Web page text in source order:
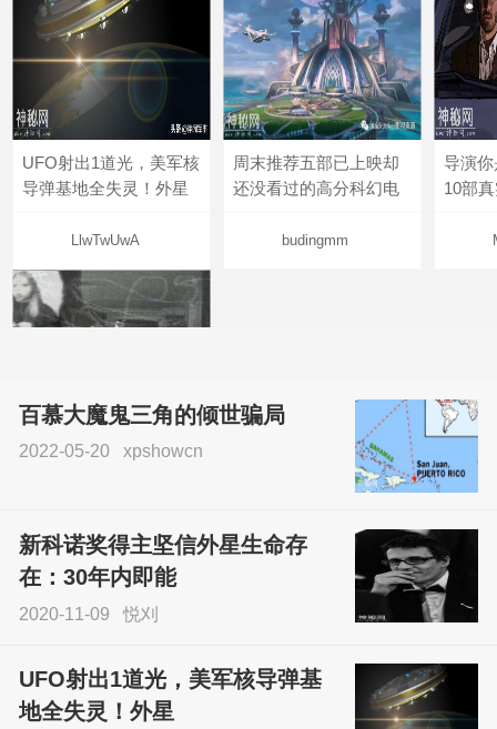
UFO射出1道光，美军核
导弹基地全失灵！外星
LlwTwUwA
周末推荐五部已上映却
还没看过的高分科幻电
budingmm
导演
10部
sskfn
百慕大魔鬼三角的倾世骗局
2022-05-20 xpshowcn
新科诺奖得主坚信外星生命存
在：30年内即能
2020-11-09 悦刈
UFO射出1道光，美军核导弹基
地全失灵！外星